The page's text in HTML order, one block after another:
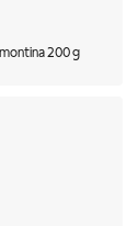
Pasta para Polir e Remover Manchas em Aço Inox Tramontina 200 g